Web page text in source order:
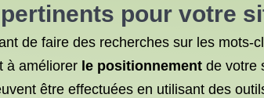
pour votre
de faire des recherches sur les mots-
à améliorer le positionnement de votre
être effectuées en utilisant des